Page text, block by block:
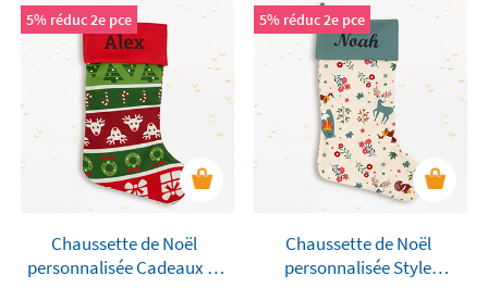
5% réduc 2e pce
Chaussette de Noël
personnalisée Cadeaux et
5% réduc 2e pce
Chaussette de Noël
personnalisée Style